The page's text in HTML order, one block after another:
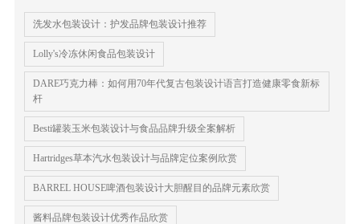
洗发水包装设计：护发品牌包装设计推荐
Lolly's冷冻休闲食品包装设计
DARE巧克力棒：如何用70年代复古包装设计语言打造健康零食新标
杆
Besti罐装玉米包装设计与食品品牌升级全案解析
Hartridges草本汽水包装设计与品牌定位案例欣赏
BARREL HOUSE啤酒包装设计大胆醒目的品牌元素欣赏
酱料品牌包装设计优秀作品欣赏